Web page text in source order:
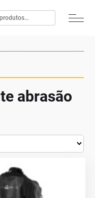
abrasão